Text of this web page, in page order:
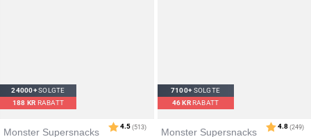
24000+SOLGTE
188 KR RABATT
Monster Supersnacks
7100+SOLGTE
46KRRABATT
Monster Supersnacks